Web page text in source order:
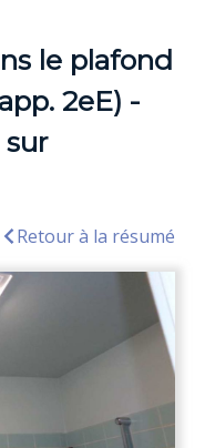
le plafond
2eE) -
Retour à la résumé